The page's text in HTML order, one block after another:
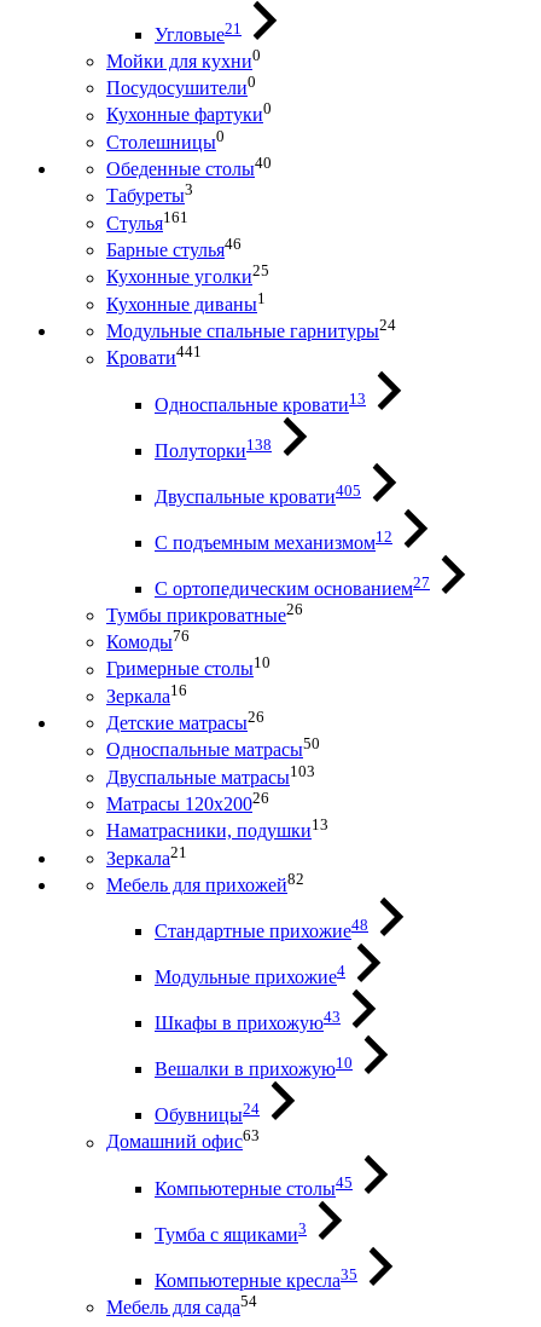
Угловые21
Мойки для кухни0
Посудосушители0
Кухонные фартуки0
Столешницы0
Обеденные столы40
Табуреты3
Стулья161
Барные стулья46
Кухонные уголки25
Кухонные диваны1
Модульные спальные гарнитуры24
Кровати441
Односпальные кровати13
Полуторки138
Двуспальные кровати405
С подъемным механизмом12
С ортопедическим основанием27
Тумбы прикроватные26
Комоды76
Гримерные столы10
Зеркала16
Детские матрасы26
Односпальные матрасы50
Двуспальные матрасы103
Матрасы 120х20026
Наматрасники, подушки13
Зеркала21
Мебель для прихожей82
Стандартные прихожие48
Модульные прихожие4
Шкафы в прихожую43
Вешалки в прихожую10
Обувницы24
Домашний офис63
Компьютерные столы45
Тумба с ящиками3
Компьютерные кресла35
Мебель для сада54